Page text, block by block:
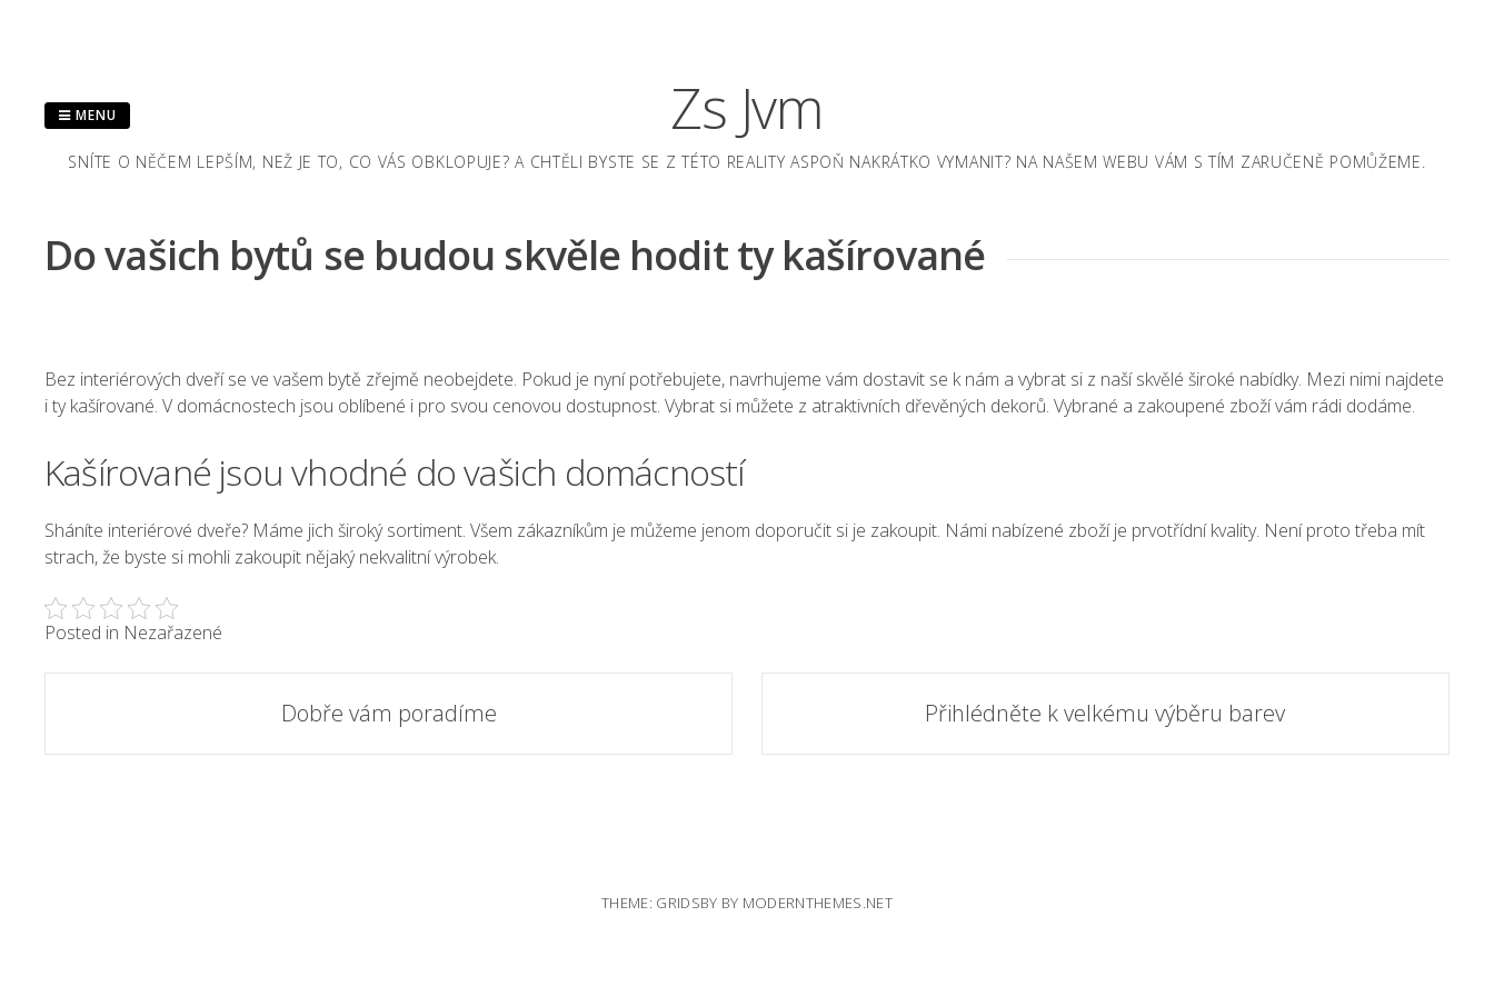
Zs Jvm
SNÍTE O NĚČEM LEPŠÍM, NEŽ JE TO, CO VÁS OBKLOPUJE? A CHTĚLI BYSTE SE Z TÉTO REALITY ASPOŇ NAKRÁTKO VYMANIT? NA NAŠEM WEBU VÁM S TÍM ZARUČENĚ POMŮŽEME.
MENU
Do vašich bytů se budou skvěle hodit ty kašírované
Bez interiérových dveříse ve vašem bytě zřejmě neobejdete. Pokud je nyní potřebujete, navrhujeme vám dostavit se k nám a vybrat si z naší skvělé široké nabídky. Mezi nimi najdete
i ty kašírované. V domácnostech jsou oblíbené i pro svou cenovou dostupnost. Vybrat si můžete z atraktivních dřevěných dekorů. Vybrané a zakoupené zboží vám rádi dodáme.
Kašírované jsou vhodné do vašich domácností
Sháníte interiérové dveře? Máme jich široký sortiment. Všem zákazníkům je můžeme jenom doporučit si je zakoupit. Námi nabízené zboží je prvotřídní kvality. Není proto třeba mít
strach, že byste si mohli zakoupit nějaký nekvalitní výrobek.
Posted in Nezařazené
navigation
Dobře vám poradíme Přihlédněte k velkému výběru barev
THEME: GRIDSBY BY MODERNTHEMES.NET